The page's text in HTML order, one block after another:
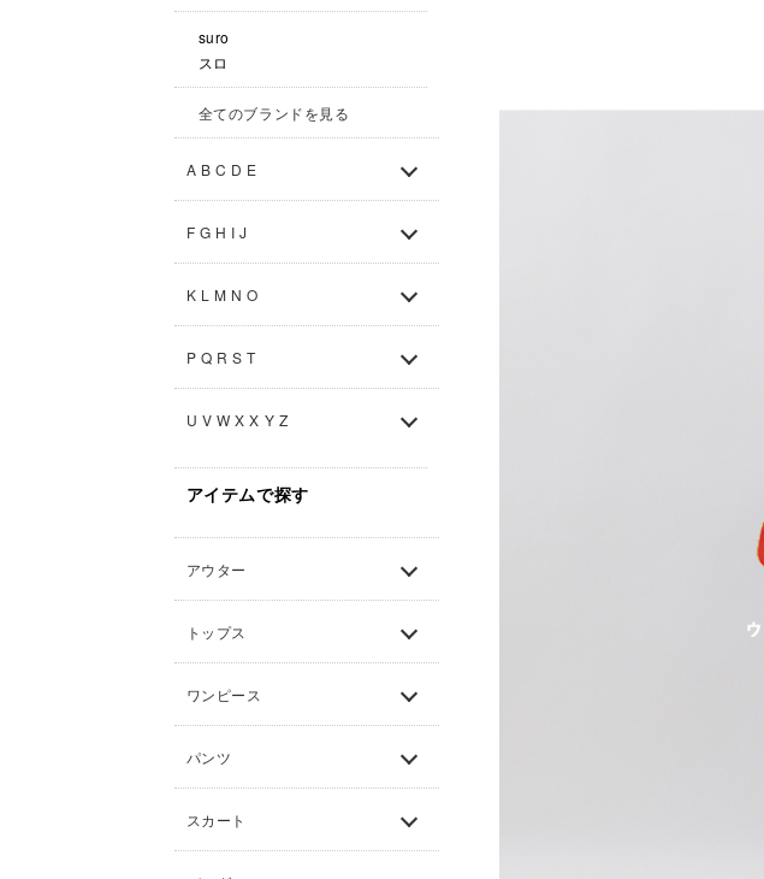
suro
スロ
全てのブランドを見る
A B C D E
F G H I J
K L M N O
P Q R S T
U V W X X Y Z
アイテムで探す
アウター
トップス
ワンピース
パンツ
スカート